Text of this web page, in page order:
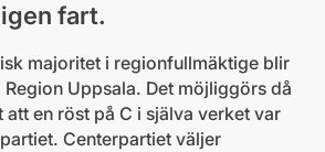
fart.
majoritet i regionfullmäktige blir
Uppsala. Det möjliggörs då
en röst på C i själva verket var
Centerpartiet väljer